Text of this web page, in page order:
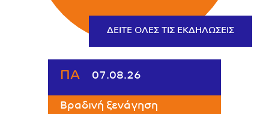
ΔΕΊΤΕ ΌΛΕΣ ΤΙΣ ΕΚΔΗΛΏΣΕΙΣ
07.08.26
ΠΑ
Βραδινή ξενάγηση